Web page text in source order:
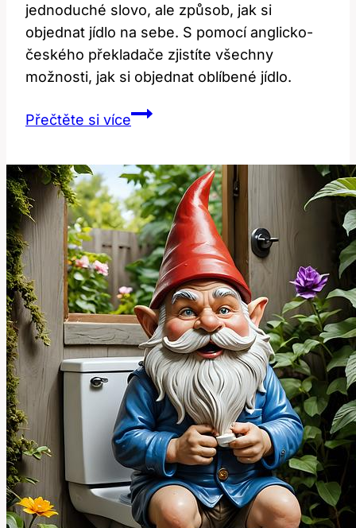
jednoduché slovo, ale způsob, jak si
objednat jídlo na sebe. S pomocí anglicko-
českého překladače zjistíte všechny
možnosti, jak si objednat oblíbené jídlo.
Přečtěte si víceCo
Out‘?
Vysvětlení
v
Anglicko-
Českém
Překladači